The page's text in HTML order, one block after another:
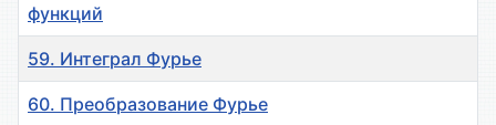
функций
59. Интеграл Фурье
60. Преобразование Фурье